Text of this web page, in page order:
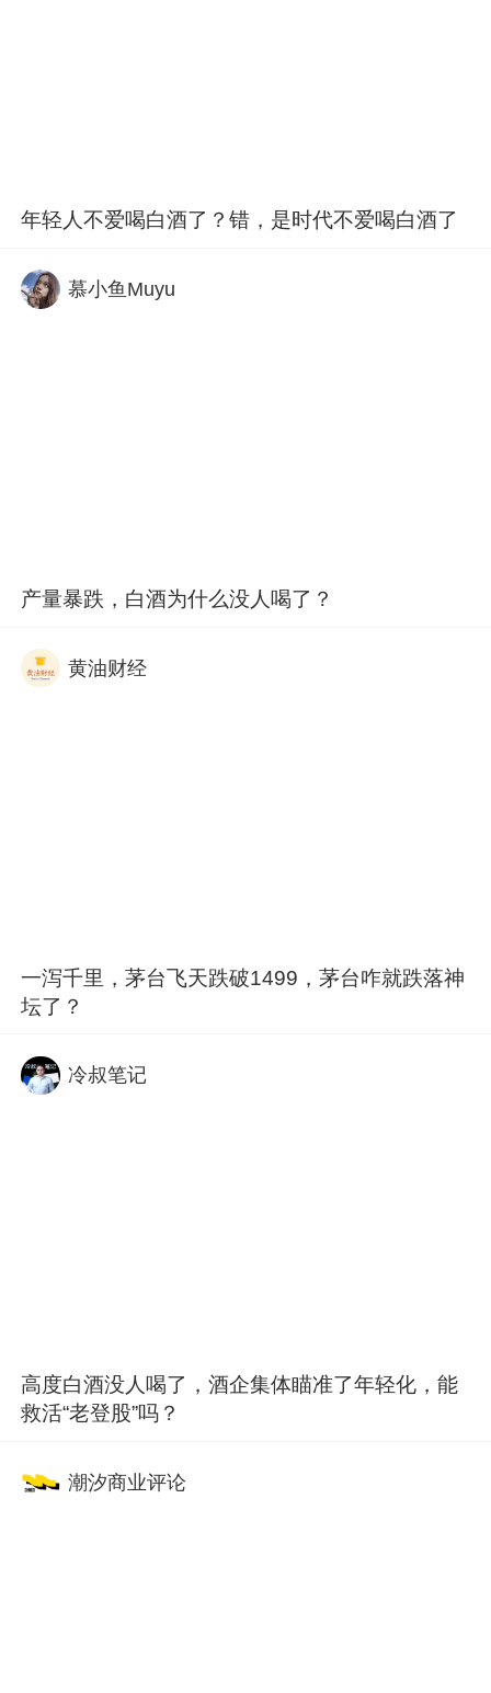
年轻人不爱喝白酒了？错，是时代不爱喝白酒了
慕小鱼Muyu
产量暴跌，白酒为什么没人喝了？
黄油财经
一泻千里，茅台飞天跌破1499，茅台咋就跌落神
坛了？
冷叔笔记
高度白酒没人喝了，酒企集体瞄准了年轻化，能
救活“老登股”吗？
潮汐商业评论